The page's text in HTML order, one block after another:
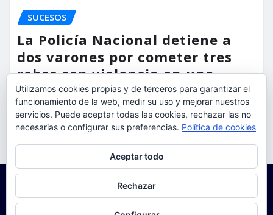
SUCESOS
La Policía Nacional detiene a
dos varones por cometer tres
robos con violencia en una
misma mañana
torrent al dia Ago 7, 2026
Utilizamos cookies propias y de terceros para garantizar el
funcionamiento de la web, medir su uso y mejorar nuestros
servicios. Puede aceptar todas las cookies, rechazar las no
necesarias o configurar sus preferencias. Política de cookies
Aceptar todo
Rechazar
Para obtener más información, incluido cómo gestionar las cookies,